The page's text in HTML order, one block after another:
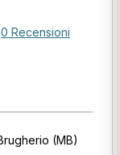
0 Recensioni
(MB)